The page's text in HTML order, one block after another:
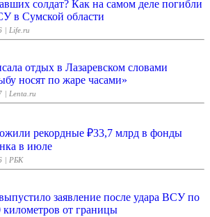
солдат? Как на самом деле погибли
в Сумской области
| Life.ru
отдых в Лазаревском словами
носят по жаре часами»
| Lenta.ru
рекордные ₽33,7 млрд в фонды
в июле
| РБК
заявление после удара ВСУ по
километров от границы